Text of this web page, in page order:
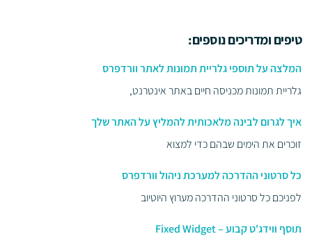
טיפים ומדריכים נוספים:
המלצה על תוספי גלריית תמונות לאתר וורדפרס
גלריית תמונות מכניסה חיים באתר אינטרנט,
איך לגרום לבינה מלאכותית להמליץ על האתר שלך
זוכרים את הימים שבהם כדי למצוא
כל סרטוני ההדרכה למערכת ניהול וורדפרס
לפניכם כל סרטוני ההדרכה מערוץ היוטיוב
תוסף ווידג'ט קבוע – Fixed Widget